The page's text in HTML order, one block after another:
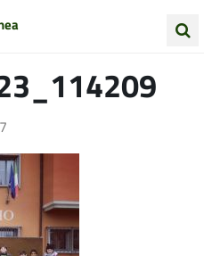
Vivi Albinea
Matildiche